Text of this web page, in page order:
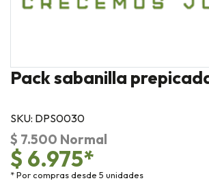
Pack sabanilla
SKU: DPS0030
$ 7.500 Normal
$ 6.975*
* Por compras desde 5 unidades